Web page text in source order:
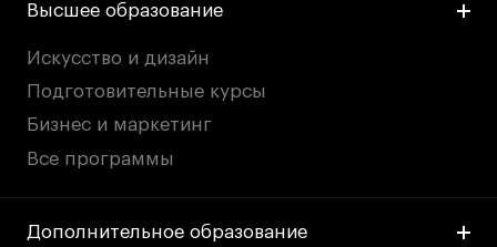
Поступающим
Условия поступления
Стоимость обучения
Иностранным студентам
Вопросы и ответы
Высшее образование
Искусство и дизайн
Подготовительные курсы
Бизнес и маркетинг
Все программы
Дополнительное образование